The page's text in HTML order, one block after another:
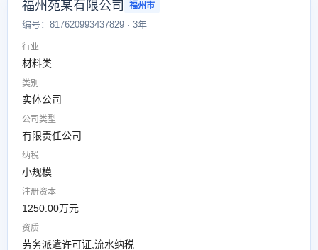
福州苑某有限公司 福州市
编号：817620993437829 · 3年
行业
材料类
类别
实体公司
公司类型
有限责任公司
纳税
小规模
注册资本
1250.00万元
资质
劳务派遣许可证,流水纳税